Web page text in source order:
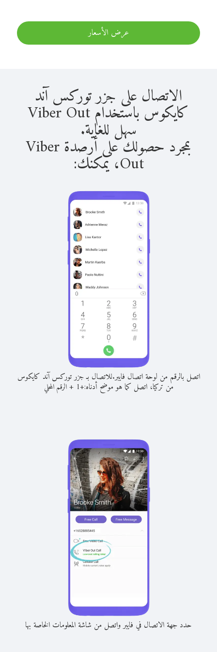
عرض الأسعار
الاتصال على جزر توركس آند
كايكوس باستخدام Viber Out
سهل للغاية.
بمجرد حصولك على أرصدة Viber
Out، يمكنك:
اتصل بالرقم من لوحة اتصال فايبر.للاتصال بـ جزر توركس آند كايكوس
من تركيا، اتصل كما هو موضح أدناه:+
1
+الرقم المحلي
حدد جهة الاتصال في فايبر واتصل من شاشة المعلومات الخاصة بها